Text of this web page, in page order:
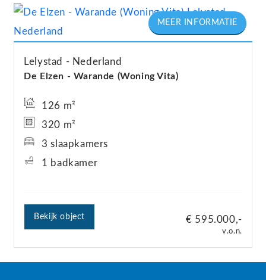
De Elzen - Warande (Woning Vita)
Lelystad Nederland
€ 595.000,-
v.o.n.
126 m²
320 m²
3 slaapkamers
1 badkamer
Bekijk object